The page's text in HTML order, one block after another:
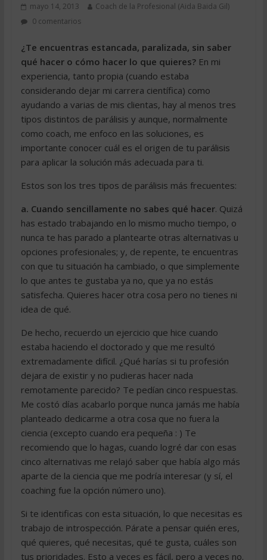
mayo 14, 2013
Coach de la Profesional (Aida Baida Gil)
0 comentarios
¿Te encuentras estancada, paralizada, sin saber
qué hacer o cómo hacer lo que quieres?En mi
experiencia, tanto propia (cuando estaba
considerando dejar mi carrera científica) como
ayudando a varias de mis clientas, hay al menos tres
tipos distintos de parálisis y aunque, normalmente
como coach, me enfoco en las soluciones, es
importante conocer cuál es el origen de tu parálisis
para aplicar la solución más adecuada para ti.
Estos son los tres tipos de parálisis más frecuentes:
a. Cuando sencillamente no sabes qué hacer. Quizá
has estado trabajando en lo mismo mucho tiempo, o
nunca te has parado a plantearte otras alternativas u
opciones profesionales; y, de repente, te encuentras
con que tu situación ha cambiado, o que simplemente
lo que antes te gustaba ya no, que ya no estás
satisfecha. Quieres hacer otra cosa pero no tienes ni
idea de qué.
De hecho, recuerdo un ejercicio que hice cuando
estaba haciendo el doctorado y que me resultó
extremadamente difícil. ¿Qué harías si tu profesión
dejara de existir y no pudieras hacer nada
remotamente parecido? Te pedían cinco respuestas.
Me costó días acabarlo porque nunca jamás me había
planteado dedicarme a otra cosa que no fuera la
ciencia (excepto cuando era pequeña : ) Te
recomiendo que lo hagas, cuando logré dar con esas
cinco alternativas me relajó saber que había algo más
aparte de la ciencia que me podría interesar (y sí, el
coaching fue la opción número uno).
Si te identificas con esta situación, lo que necesitas es
trabajo de introspección. Párate a pensar quién eres,
qué quieres, qué necesitas, qué te gusta, cuáles son
tus prioridades. Esto a veces es fácil, pero a veces no.